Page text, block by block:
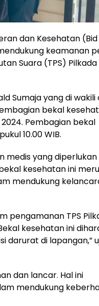
dan Kesehatan
keamanan
Suara (TPS) Pilkada
Sumaja yang di wakili
bekal
Pembagian bekal
10.00 WIB.
medis yang
kesehatan ini
mendukung
pengamanan TPS
kesehatan ini
darurat di lapangan,”
dan lancar. Hal ini
mendukung